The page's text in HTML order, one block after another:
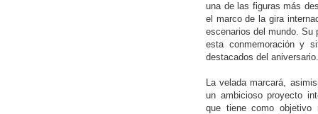
una de las figuras más
el marco de la gira
escenarios del mundo. Su
esta conmemoración y
destacados del
La velada marcará,
un ambicioso proyecto
que tiene como objetivo